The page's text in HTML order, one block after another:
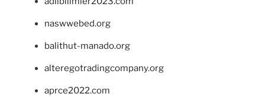
naswwebed.org
balithut-manado.org
alteregotradingcompany.org
aprce2022.com